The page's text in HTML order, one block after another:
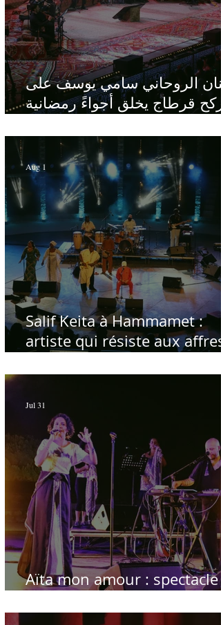
الروحاني سامي يوسف على
ركح قرطاج يخلق أجواءً رمضانية
Salif Keita à Hammamet :
artiste qui résiste aux affres
Aug 1
Aïta mon amour : spectacle
Jul 31